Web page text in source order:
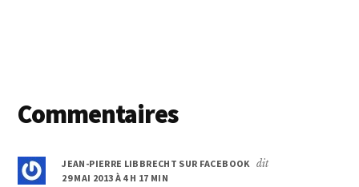
Interactions
lecteur
Commentaires
JEAN-PIERRE LIBBRECHT SUR FACEBOOK dit
29 MAI 2013 À 4 H 17 MIN